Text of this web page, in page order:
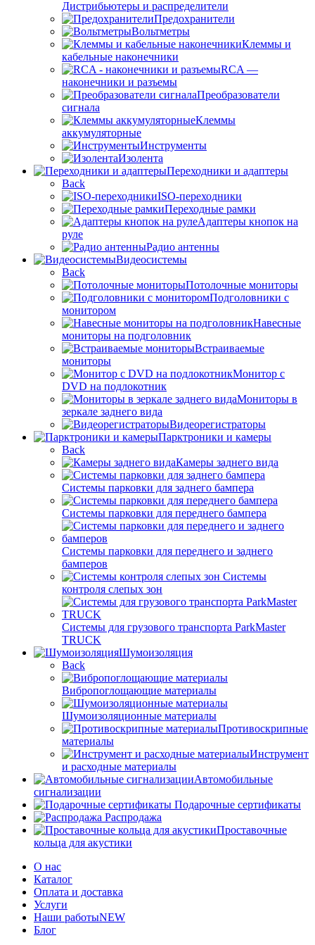
Дистрибьютеры и распределители
Предохранители
Вольтметры
Клеммы и
кабельные наконечники
RCA —
наконечники и разъемы
Преобразователи
сигнала
Клеммы
аккумуляторные
Инструменты
Изолента
Переходники и адаптеры
Back
ISO-переходники
Переходные рамки
Адаптеры кнопок на
руле
Радио антенны
Видеосистемы
Back
Потолочные мониторы
Подголовники с
монитором
Навесные
мониторы на подголовник
Встраиваемые
мониторы
Монитор с
DVD на подлокотник
Мониторы в
зеркале заднего вида
Видеорегистраторы
Парктроники и камеры
Back
Камеры заднего вида
Системы парковки для заднего бампера
Системы парковки для переднего бампера
Системы парковки для переднего и заднего
бамперов
Системы
контроля слепых зон
Системы для грузового транспорта ParkMaster
TRUCK
Шумоизоляция
Back
Вибропоглощающие материалы
Шумоизоляционные материалы
Противоскрипные
материалы
Инструмент
и расходные материалы
Автомобильные
сигнализации
Подарочные сертификаты
Распродажа
Проставочные
кольца для акустики
О нас
Каталог
Оплата и доставка
Услуги
Наши работыNEW
Блог